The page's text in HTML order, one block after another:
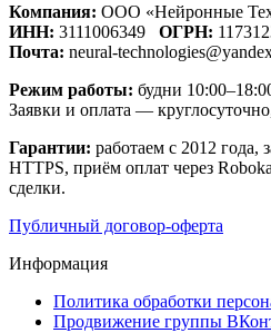
Компания: ООО «Нейронные
ИНН: 3111006349 ОГРН:
Почта: neural-
Режим работы: будни
Заявки и оплата —
Гарантии: работаем с 2012
HTTPS, приём оплат через
сделки.
Публичный договор-оферта
Информация
Политика обработки
Продвижение группы